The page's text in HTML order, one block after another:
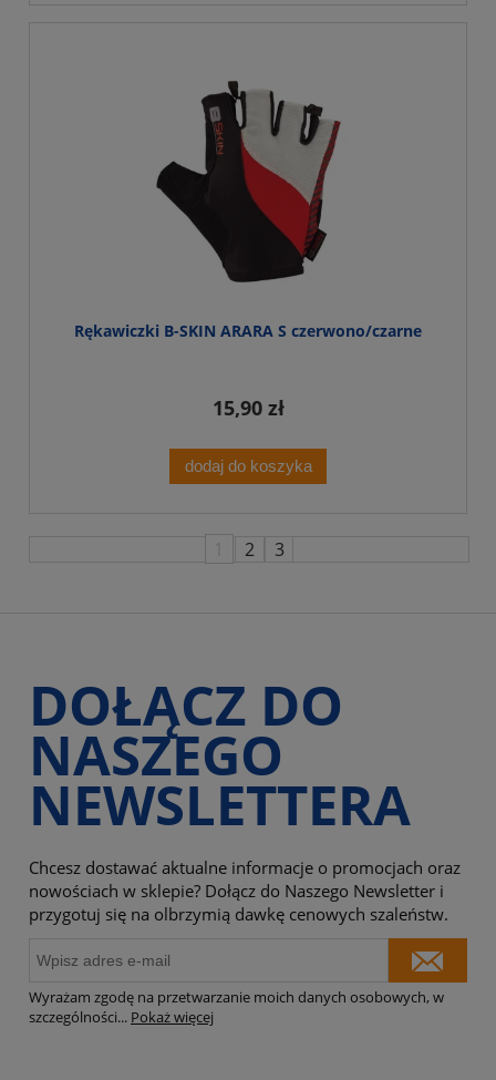
Rękawiczki B-SKIN ARARA S czerwono/czarne
15,90 zł
dodaj do koszyka
2 3
DOŁĄCZ DO
NASZEGO
NEWSLETTERA
Chcesz dostawać aktualne informacje o promocjach oraz
nowościach w sklepie? Dołącz do Naszego Newsletter i
przygotuj się na olbrzymią dawkę cenowych szaleństw.
Wyrażam zgodę na przetwarzanie moich danych osobowych, w
szczególności... Pokaż więcej